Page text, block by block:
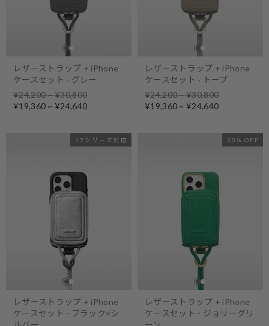
レザーストラップ + iPhone
ケースセット - グレー
Regular
price
¥24,200 ~ ¥30,800
Sale
¥19,360 ~ ¥24,640
レザーストラップ + iPhone
ケースセット - トープ
Regular
price
¥24,200 ~ ¥30,800
Sale
¥19,360 ~ ¥24,640
17シリーズ対応
レザーストラップ + iPhone
ケースセット - ブラック×シ
30% OFF
レザーストラップ + iPhone
ケースセット - ジョリーグリ